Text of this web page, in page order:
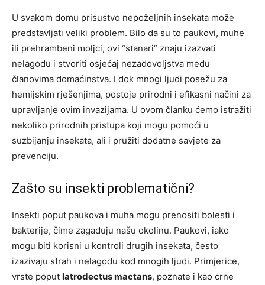
U svakom domu prisustvo nepoželjnih insekata može
predstavljati veliki problem. Bilo da su to paukovi, muhe
ili prehrambeni moljci, ovi “stanari” znaju izazvati
nelagodu i stvoriti osjećaj nezadovoljstva među
članovima domaćinstva. I dok mnogi ljudi posežu za
hemijskim rješenjima, postoje prirodni i efikasni načini za
upravljanje ovim invazijama. U ovom članku ćemo istražiti
nekoliko prirodnih pristupa koji mogu pomoći u
suzbijanju insekata, ali i pružiti dodatne savjete za
prevenciju.
Zašto su insekti problematični?
Insekti poput paukova i muha mogu prenositi bolesti i
bakterije, čime zagađuju našu okolinu. Paukovi, iako
mogu biti korisni u kontroli drugih insekata, često
izazivaju strah i nelagodu kod mnogih ljudi. Primjerice,
vrste poput latrodectus mactans, poznate i kao crne